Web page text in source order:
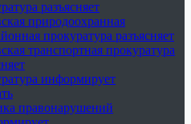
разъясняет
природоохранная
прокуратура разъясняет
транспортная прокуратура
информирует
правонарушений